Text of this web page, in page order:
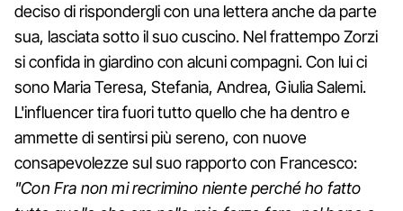
deciso di rispondergli con una lettera anche da parte
sua, lasciata sotto il suo cuscino. Nel frattempo Zorzi
si confida in giardino con alcuni compagni. Con lui ci
sono Maria Teresa, Stefania, Andrea, Giulia Salemi.
L'influencer tira fuori tutto quello che ha dentro e
ammette di sentirsi più sereno, con nuove
consapevolezze sul suo rapporto con Francesco:
"Con Fra non mi recrimino niente perché ho fatto